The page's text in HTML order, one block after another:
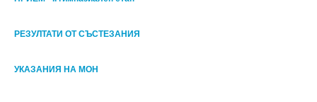
РЕЗУЛТАТИ ОТ СЪСТЕЗАНИЯ
УКАЗАНИЯ НА МОН